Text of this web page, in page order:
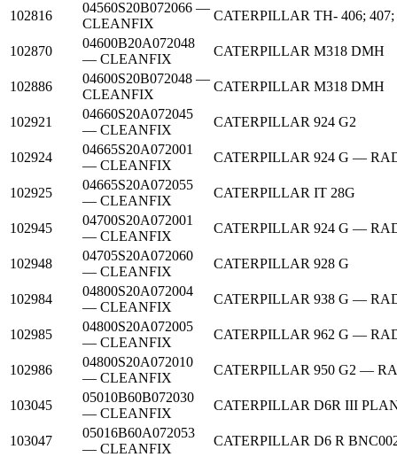
102816
04560S20B072066 —
CLEANFIX
CATERPILLAR TH- 406; 407;
102870
04600B20A072048
— CLEANFIX
CATERPILLAR M318 DMH
102886
04600S20B072048 —
CLEANFIX
CATERPILLAR M318 DMH
102921
04660S20A072045
— CLEANFIX
CATERPILLAR 924 G2
102924
04665S20A072001
— CLEANFIX
CATERPILLAR 924 G —
102925
04665S20A072055
— CLEANFIX
CATERPILLAR IT 28G
102945
04700S20A072001
— CLEANFIX
CATERPILLAR 924 G —
102948
04705S20A072060
— CLEANFIX
CATERPILLAR 928 G
102984
04800S20A072004
— CLEANFIX
CATERPILLAR 938 G —
102985
04800S20A072005
— CLEANFIX
CATERPILLAR 962 G —
102986
04800S20A072010
— CLEANFIX
CATERPILLAR 950 G2 —
103045
05010B60B072030
— CLEANFIX
CATERPILLAR D6R III
103047
05016B60A072053
— CLEANFIX
CATERPILLAR D6 R